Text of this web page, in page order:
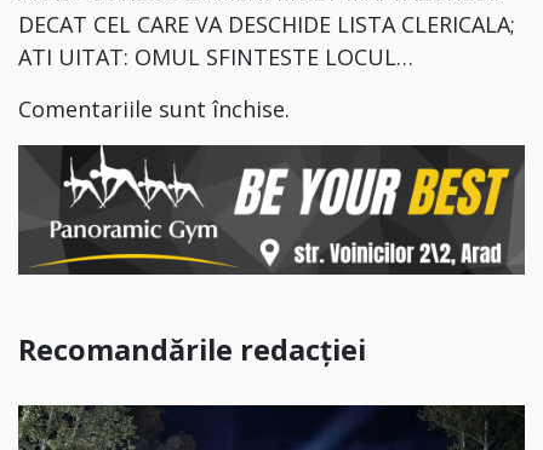
DECAT CEL CARE VA DESCHIDE LISTA CLERICALA;
ATI UITAT: OMUL SFINTESTE LOCUL…
Comentariile sunt închise.
Recomandările redacției